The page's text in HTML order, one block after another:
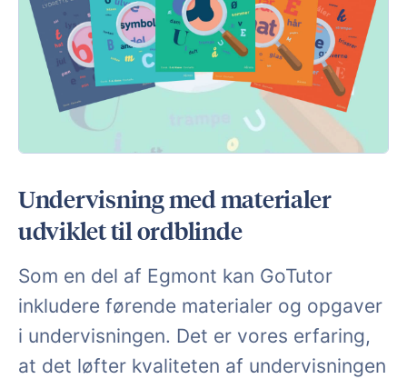
Undervisning med materialer
udviklet til ordblinde
Som en del af Egmont kan GoTutor
inkludere førende materialer og opgaver
i undervisningen. Det er vores erfaring,
at det løfter kvaliteten af undervisningen